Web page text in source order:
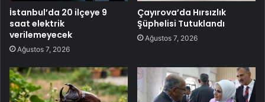
İstanbul’da 20 ilçeye 9
saat elektrik
verilemeyecek
Ağustos 7, 2026
Çayırova’da Hırsızlık
Şüphelisi Tutuklandı
Ağustos 7, 2026